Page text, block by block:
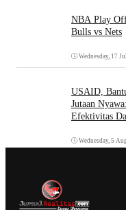
NBA Play
Bulls vs Nets
Wednesday, 17
USAID,
Jutaan
Efektivitas
Wednesday, 5